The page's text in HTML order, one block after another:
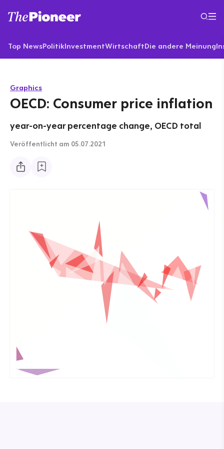
Top NewsPolitikInvestmentWirtschaftDie andere Meinung
Graphics
OECD: Consumer price inflation
year-on-year percentage change, OECD total
Veröffentlicht am 05.07.2021